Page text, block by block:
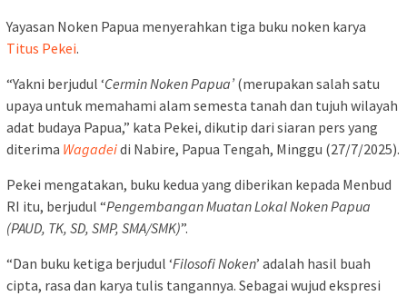
Yayasan Noken Papua menyerahkan tiga buku noken karya
Titus Pekei.
“Yakni berjudul ‘Cermin Noken Papua’ (merupakan salah satu
upaya untuk memahami alam semesta tanah dan tujuh wilayah
adat budaya Papua,” kata Pekei, dikutip dari siaran pers yang
diterima Wagadeidi Nabire, Papua Tengah, Minggu (27/7/2025).
Pekei mengatakan, buku kedua yang diberikan kepada Menbud
RI itu, berjudul “Pengembangan Muatan Lokal Noken Papua
(PAUD, TK, SD, SMP, SMA/SMK)”.
“Dan buku ketiga berjudul ‘Filosofi Noken’ adalah hasil buah
cipta, rasa dan karya tulis tangannya. Sebagai wujud ekspresi